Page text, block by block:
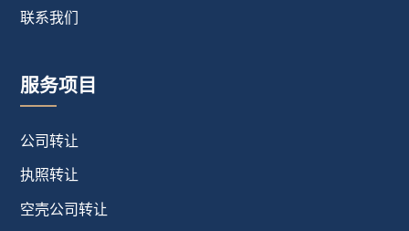
联系我们
服务项目
公司转让
执照转让
空壳公司转让